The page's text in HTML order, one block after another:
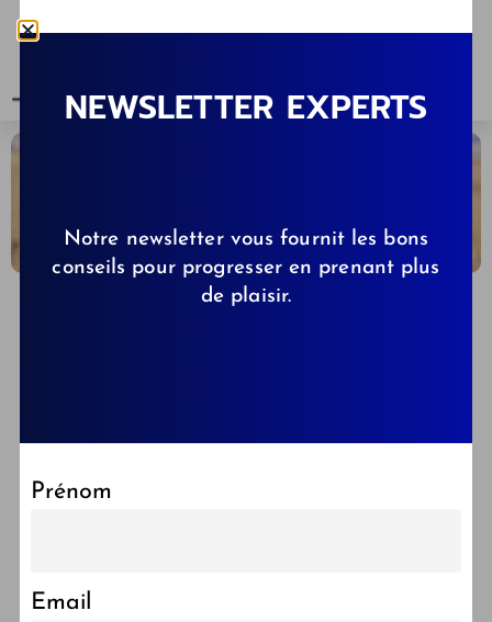
vont vous surprendre !
NEWSLETTER EXPERTS
Notre newsletter vous fournit les bons
conseils pour progresser en prenant plus
de plaisir.
Prénom
Email